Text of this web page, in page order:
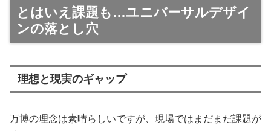
とはいえ課題も…ユニバーサルデザイ
ンの落とし穴
理想と現実のギャップ
万博の理念は素晴らしいですが、現場ではまだまだ課題が